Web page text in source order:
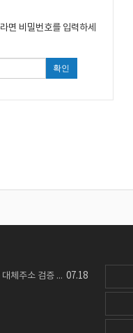
면 비밀번호를 입력하세
확인
07.18
검증 다시 해봤네요